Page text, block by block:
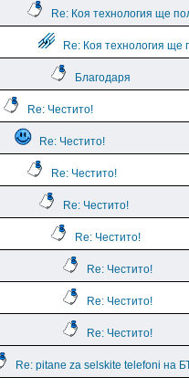
Re: Коя технология ще
Re: Коя технология ще
Благодаря
Re: Честито!
Re: Честито!
Re: Честито!
Re: Честито!
Re: Честито!
Re: Честито!
Re: Честито!
Re: Честито!
Re: pitane za selskite telefoni на